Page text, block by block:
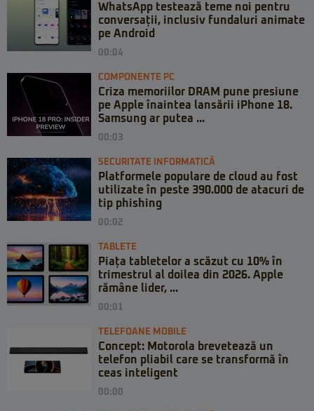
WhatsApp testează teme noi pentru
conversații, inclusiv fundaluri animate
pe Android
00:04
COMPONENTE PC
Criza memoriilor DRAM pune presiune
pe Apple înaintea lansării iPhone 18.
Samsung ar putea ...
00:03
SECURITATE INFORMATICĂ
Platformele populare de cloud au fost
utilizate în peste 390.000 de atacuri de
tip phishing
00:02
TABLETE
Piața tabletelor a scăzut cu 10% în
trimestrul al doilea din 2026. Apple
rămâne lider, ...
00:01
TELEFOANE MOBILE
Concept: Motorola brevetează un
telefon pliabil care se transformă în
ceas inteligent
00:00